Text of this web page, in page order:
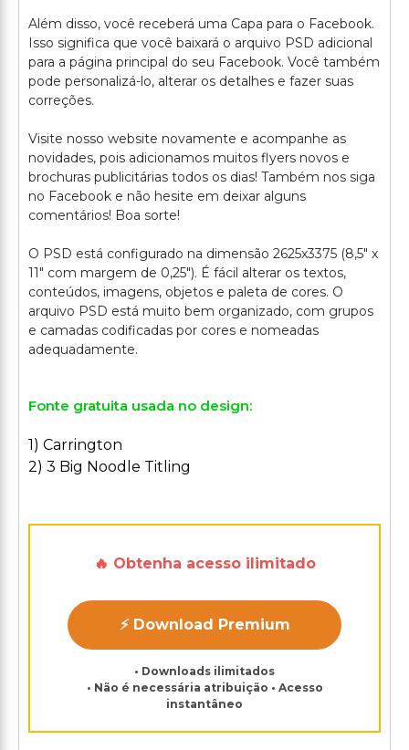
Além disso, você receberá uma Capa para o Facebook.
Isso significa que você baixará o arquivo PSD adicional
para a página principal do seu Facebook. Você também
pode personalizá-lo, alterar os detalhes e fazer suas
correções.
Visite nosso website novamente e acompanhe as
novidades, pois adicionamos muitos flyers novos e
brochuras publicitárias todos os dias! Também nos siga
no Facebook e não hesite em deixar alguns
comentários! Boa sorte!
O PSD está configurado na dimensão 2625x3375 (8,5" x
11" com margem de 0,25"). É fácil alterar os textos,
conteúdos, imagens, objetos e paleta de cores. O
arquivo PSD está muito bem organizado, com grupos
e camadas codificadas por cores e nomeadas
Fonte gratuita usada no design:
1) Carrington
2) 3 Big Noodle Titling
🔥 Obtenha acesso ilimitado
⚡ Download Premium
• Downloads ilimitados
• Não é necessária atribuição • Acesso
instantâneo